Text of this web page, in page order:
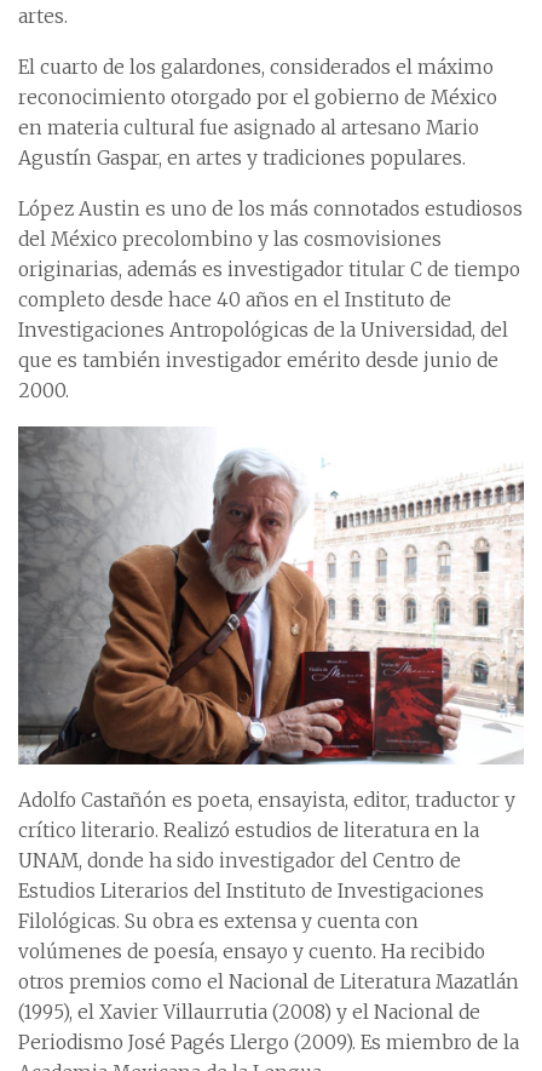
artes.
El cuarto de los galardones, considerados el máximo
reconocimiento otorgado por el gobierno de México
en materia cultural fue asignado al artesano Mario
Agustín Gaspar, en artes y tradiciones populares.
López Austin es uno de los más connotados estudiosos
del México precolombino y las cosmovisiones
originarias, además es investigador titular C de tiempo
completo desde hace 40 años en el Instituto de
Investigaciones Antropológicas de la Universidad, del
que es también investigador emérito desde junio de
2000.
Adolfo Castañón es poeta, ensayista, editor, traductor y
crítico literario. Realizó estudios de literatura en la
UNAM, donde ha sido investigador del Centro de
Estudios Literarios del Instituto de Investigaciones
Filológicas. Su obra es extensa y cuenta con
volúmenes de poesía, ensayo y cuento. Ha recibido
otros premios como el Nacional de Literatura Mazatlán
(1995), el Xavier Villaurrutia (2008) y el Nacional de
Periodismo José Pagés Llergo (2009). Es miembro de la